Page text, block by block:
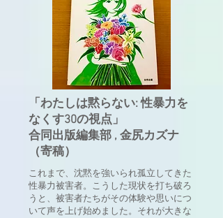
「わたしは黙らない: 性暴力を
なくす30の視点」
合同出版編集部 , 金尻カズナ
（寄稿）
これまで、沈黙を強いられ孤立してきた
性暴力被害者。こうした現状を打ち破ろ
うと、被害者たちがその体験や思いにつ
いて声を上げ始めました。それが大きな